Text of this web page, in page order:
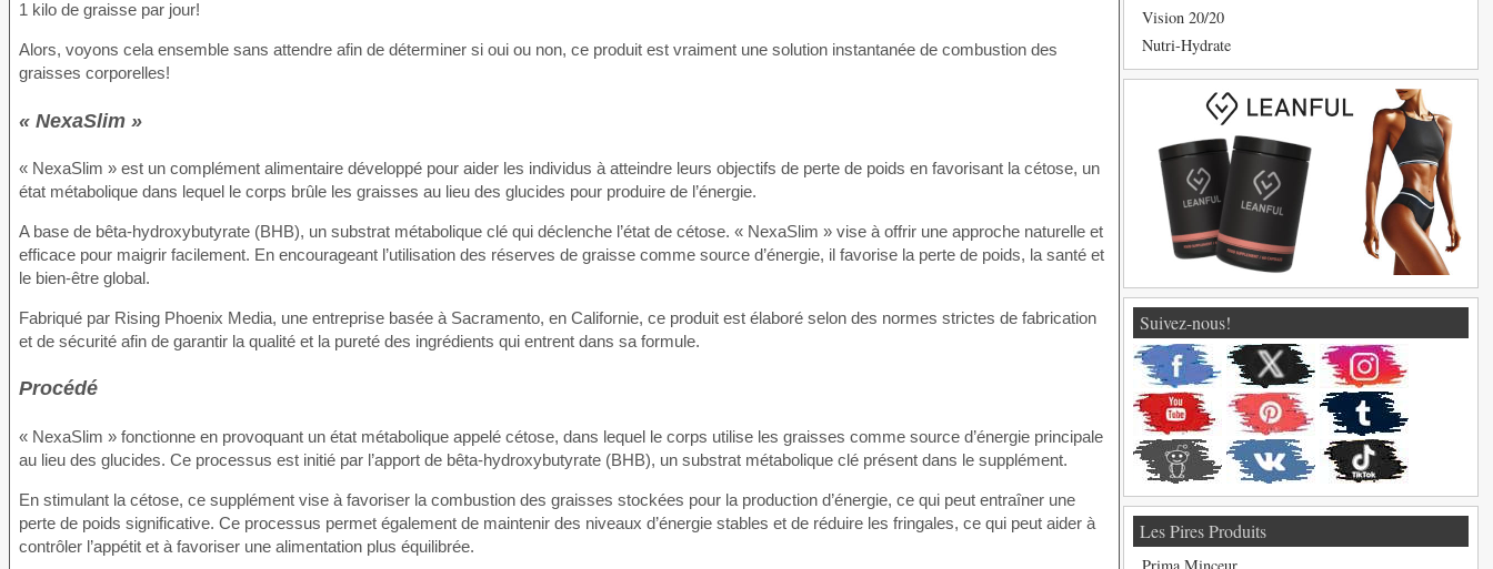
1 kilo de graisse par jour!
Alors, voyons cela ensemble sans attendre afin de déterminer si oui ou non, ce produit est vraiment une solution instantanée de combustion des
graisses corporelles!
« NexaSlim »
« NexaSlim » est un complément alimentaire développé pour aider les individus à atteindre leurs objectifs de perte de poids en favorisant la cétose, un
état métabolique dans lequel le corps brûle les graisses au lieu des glucides pour produire de l’énergie.
A base de bêta-hydroxybutyrate (BHB), un substrat métabolique clé qui déclenche l’état de cétose. « NexaSlim » vise à offrir une approche naturelle et
efficace pour maigrir facilement. En encourageant l’utilisation des réserves de graisse comme source d’énergie, il favorise la perte de poids, la santé et
le bien-être global.
Fabriqué par Rising Phoenix Media, une entreprise basée à Sacramento, en Californie, ce produit est élaboré selon des normes strictes de fabrication
et de sécurité afin de garantir la qualité et la pureté des ingrédients qui entrent dans sa formule.
Procédé
« NexaSlim » fonctionne en provoquant un état métabolique appelé cétose, dans lequel le corps utilise les graisses comme source d’énergie principale
au lieu des glucides. Ce processus est initié par l’apport de bêta-hydroxybutyrate (BHB), un substrat métabolique clé présent dans le supplément.
En stimulant la cétose, ce supplément vise à favoriser la combustion des graisses stockées pour la production d’énergie, ce qui peut entraîner une
perte de poids significative. Ce processus permet également de maintenir des niveaux d’énergie stables et de réduire les fringales, ce qui peut aider à
contrôler l’appétit et à favoriser une alimentation plus équilibrée.
Vision 20/20
Nutri-Hydrate
Suivez-nous!
Les Pires Produits
Prima Minceur